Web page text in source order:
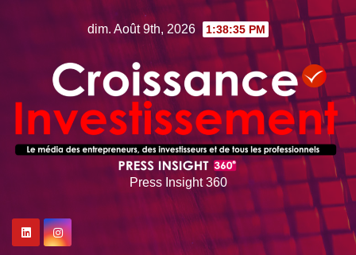
dim. Août 9th, 2026 1:38:36 PM
Press Insight 360